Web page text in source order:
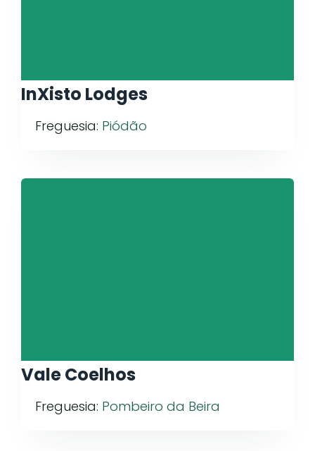
InXisto Lodges
Freguesia: Piódão
Vale Coelhos
Freguesia: Pombeiro da Beira